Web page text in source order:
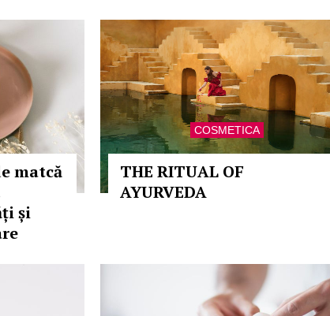
matcă
și
COSMETICA
THE RITUAL OF
AYURVEDA